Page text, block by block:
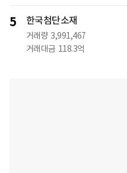
5 한국첨단소재
거래량 3,991,467
거래대금 118.3억